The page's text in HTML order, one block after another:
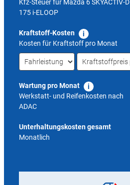
Kfz-Steuer für Mazda 6 SKYACTIV-D
175 i-ELOOP
Kraftstoff-Kosten
Kosten für Kraftstoff pro Monat
Wartung pro Monat
Werkstatt- und Reifenkosten nach
ADAC
Unterhaltungskosten gesamt
Monatlich